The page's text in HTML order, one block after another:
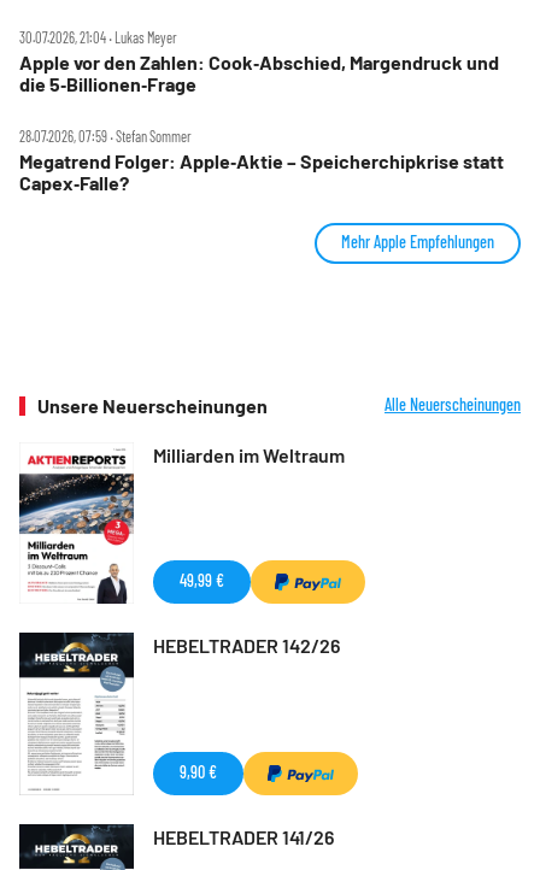
30.07.2026, 21:04 ‧ Lukas Meyer
Apple vor den Zahlen: Cook‑Abschied, Margendruck und
die 5‑Billionen‑Frage
28.07.2026, 07:59 ‧ Stefan Sommer
Megatrend Folger: Apple‑Aktie – Speicherchipkrise statt
Capex‑Falle?
Mehr Apple Empfehlungen
Unsere Neuerscheinungen Alle Neuerscheinungen
Milliarden im Weltraum
49,99 €
HEBELTRADER 142/26
9,90 €
HEBELTRADER 141/26